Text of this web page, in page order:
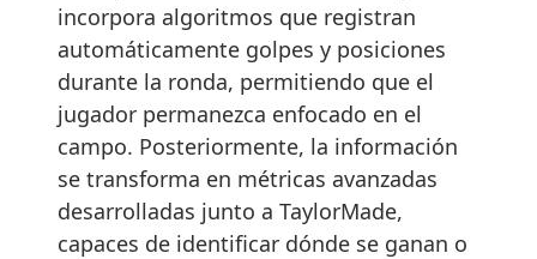
incorpora algoritmos que registran
automáticamente golpes y posiciones
durante la ronda, permitiendo que el
jugador permanezca enfocado en el
campo. Posteriormente, la información
se transforma en métricas avanzadas
desarrolladas junto a TaylorMade,
capaces de identificar dónde se ganan o